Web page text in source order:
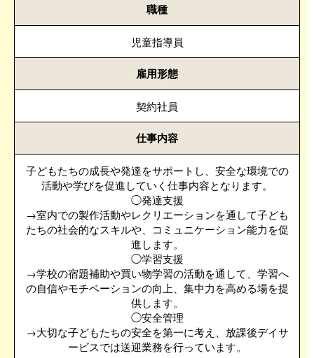
職種
児童指導員
雇用形態
契約社員
仕事内容
子どもたちの成長や発達をサポートし、安全な環境での
活動や学びを促進していく仕事内容となります。
◯発達支援
→室内での製作活動やレクリエーションを通して子ども
たちの社会的なスキルや、コミュニケーション能力を促
進します。
◯学習支援
→学校の宿題補助や買い物学習の活動を通して、学習へ
の自信やモチベーションの向上、集中力を高める場を提
供します。
◯安全管理
→大切な子どもたちの安全を第一に考え、放課後デイサ
ービスでは送迎業務を行っています。